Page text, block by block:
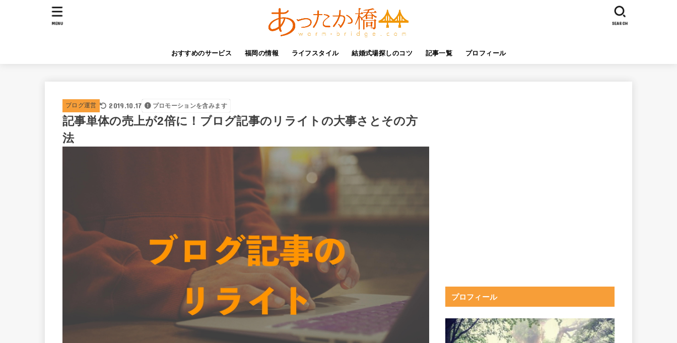
おすすめのサービス 福岡の情報 ライフスタイル 結婚式場探しのコツ 記事一覧 プロフィール
SEARCH
MENU
ブログ運営 2019.10.17 プロモーションを含みます
記事単体の売上が2倍に！ブログ記事のリライトの大事さとその方
法
プロフィール